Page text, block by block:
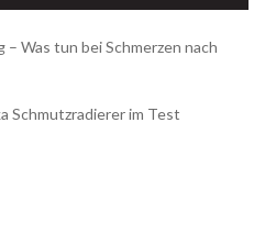
– Was tun bei Schmerzen nach
Schmutzradierer im Test